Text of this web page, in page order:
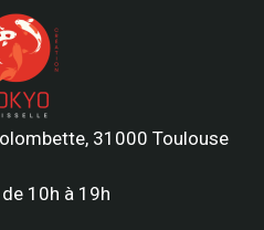
31000 Toulouse
10h à 19h